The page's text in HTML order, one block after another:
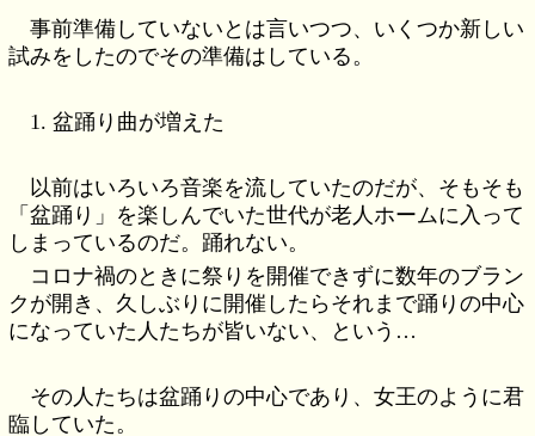
事前準備していないとは言いつつ、いくつか新しい
試みをしたのでその準備はしている。
1. 盆踊り曲が増えた
以前はいろいろ音楽を流していたのだが、そもそも
「盆踊り」を楽しんでいた世代が老人ホームに入って
しまっているのだ。踊れない。
コロナ禍のときに祭りを開催できずに数年のブラン
クが開き、久しぶりに開催したらそれまで踊りの中心
になっていた人たちが皆いない、という…
その人たちは盆踊りの中心であり、女王のように君
臨していた。